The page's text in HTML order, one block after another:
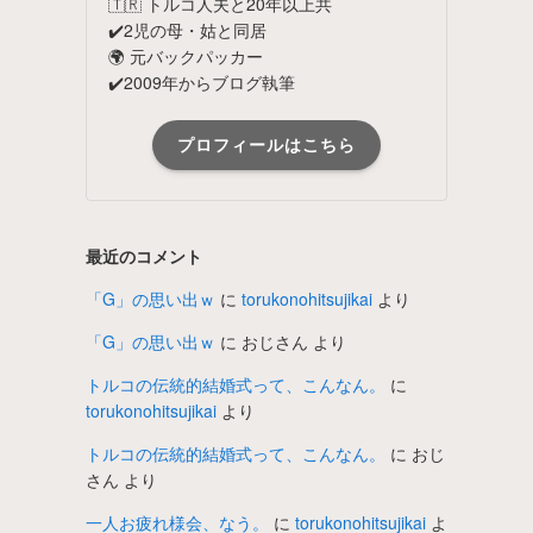
✔️2児の母・姑と同居
🌍 元バックパッカー
✔️2009年からブログ執筆
プロフィールはこちら
最近のコメント
「G」の思い出ｗ に torukonohitsujikai より
「G」の思い出ｗ に おじさん より
トルコの伝統的結婚式って、こんなん。
に
torukonohitsujikai より
トルコの伝統的結婚式って、こんなん。
に おじ
さん より
一人お疲れ様会、なう。
に torukonohitsujikai よ